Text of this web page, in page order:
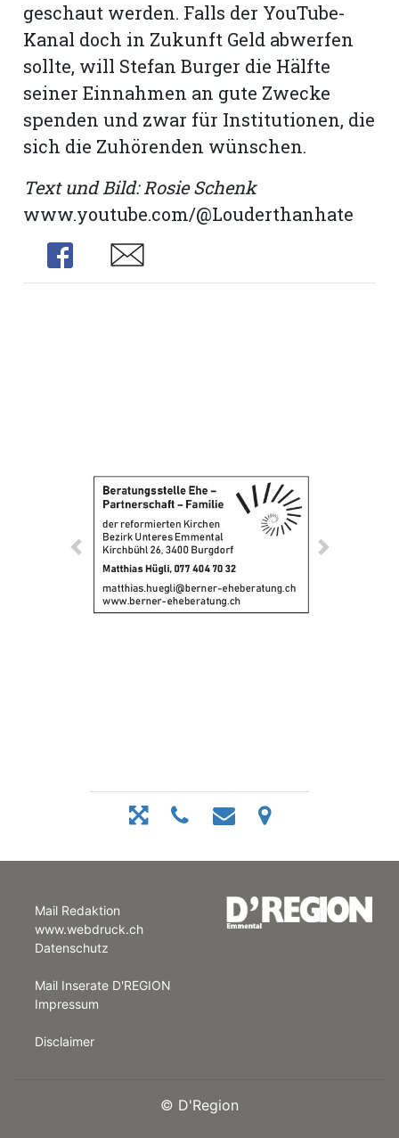
geschaut werden. Falls der YouTube-
Kanal doch in Zukunft Geld abwerfen
sollte, will Stefan Burger die Hälfte
seiner Einnahmen an gute Zwecke
spenden und zwar für Institutionen, die
sich die Zuhörenden wünschen.
Text und Bild: Rosie Schenk
www.youtube.com/@Louderthanhate
Share
Share
Mail Redaktion
www.webdruck.ch
Datenschutz
Mail Inserate D'REGION
Impressum
Disclaimer
© D'Region